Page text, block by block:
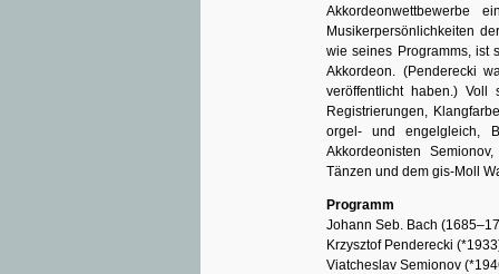
Akkordeonwettbewerbe
Musikerpersönlichkeiten
wie seines Programms, ist
Akkordeon. (Penderecki
veröffentlicht haben.)
Registrierungen,
orgel- und engelgleich,
Akkordeonisten
Tänzen und dem gis-Moll
Programm
Johann Seb. Bach
Krzysztof Penderecki
Viatcheslav Semionov